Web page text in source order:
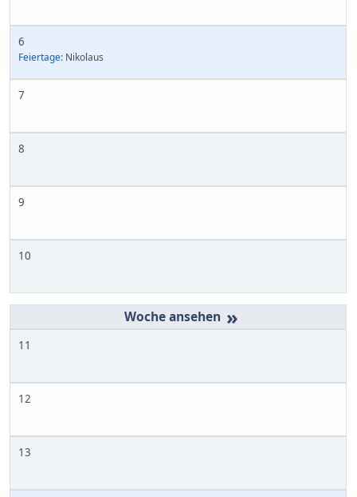
6
Feiertage: Nikolaus
7
8
9
10
»
11
12
13